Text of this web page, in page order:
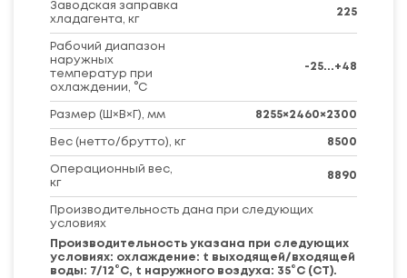
Заводская заправка
хладагента, кг
225
Рабочий диапазон
наружных
температур при
охлаждении, °C
-25...+48
Размер (Ш×В×Г), мм 8255×2460×2300
Вес (нетто/брутто), кг 8500
Операционный вес,
кг
8890
Производительность дана при следующих
условиях
Производительность указана при следующих
условиях: охлаждение: t выходящей/входящей
воды: 7/12°С, t наружного воздуха: 35°С (СТ).